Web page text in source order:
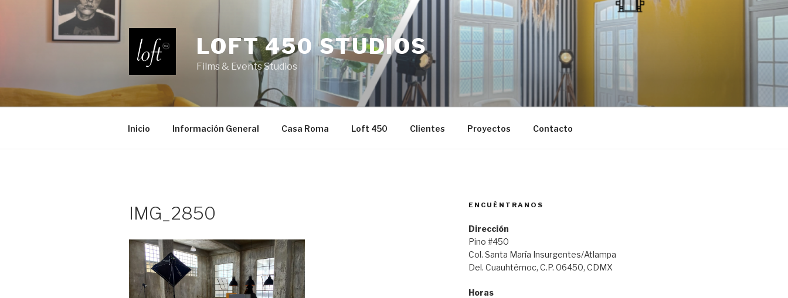
LOFT 450 STUDIOS
Films & Events Studios
Inicio Información General Casa Roma Loft 450 Clientes Proyectos Contacto
IMG_2850 ENCUÉNTRANOS
Dirección
Pino #450
Col. Santa María Insurgentes/Atlampa
Del. Cuauhtémoc, C.P. 06450, CDMX
Horas